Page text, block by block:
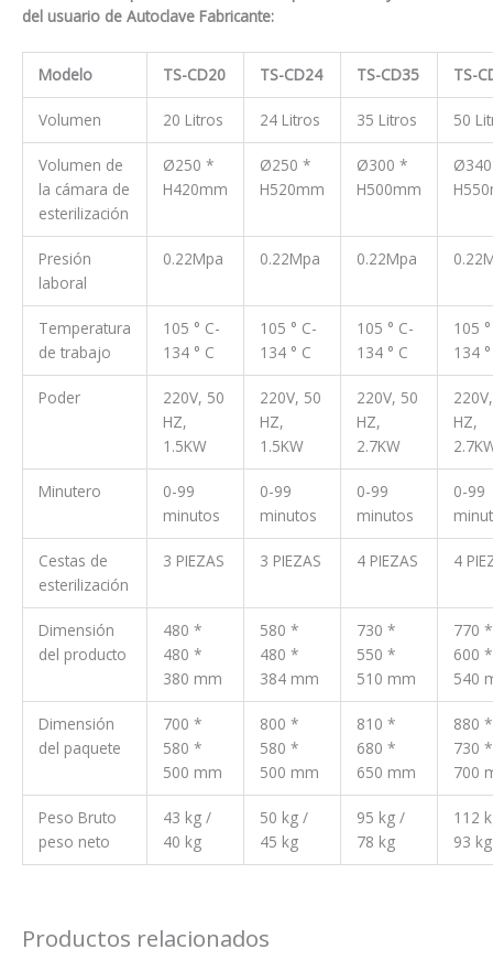
del usuario de Autoclave Fabricante:
Modelo TS-CD20 TS-CD24 TS-CD35 TS-
Volumen 20 Litros 24 Litros 35 Litros 50
Volumen de
la cámara de
esterilización
Ø250 *
H420mm
Ø250 *
H520mm
Ø300 *
H500mm
Presión
laboral
0.22Mpa 0.22Mpa 0.22Mpa
Temperatura
de trabajo
105 ° C-
134 ° C
105 ° C-
134 ° C
105 ° C-
134 ° C
105
134
Poder
220V, 50
HZ,
1.5KW
220V, 50
HZ,
1.5KW
220V, 50
HZ,
2.7KW
HZ,
Minutero
0-99
minutos
0-99
minutos
0-99
minutos
0-99
Cestas de
esterilización
3 PIEZAS 3 PIEZAS 4 PIEZAS 4
Dimensión
del producto
480 *
480 *
380 mm
580 *
480 *
384 mm
730 *
550 *
510 mm
770 *
600 *
540
Dimensión
del paquete
700 *
580 *
500 mm
800 *
580 *
500 mm
810 *
680 *
650 mm
880 *
730 *
700
Peso Bruto
peso neto
43 kg /
40 kg
50 kg /
45 kg
95 kg /
78 kg
112
93 kg
Productos relacionados